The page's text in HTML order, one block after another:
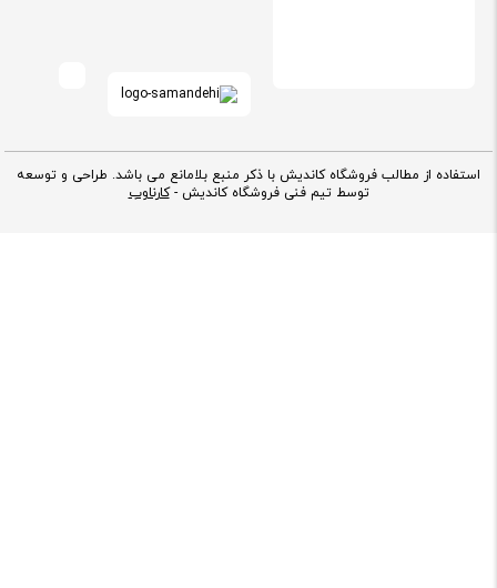
استفاده از مطالب فروشگاه کاندیش با ذکر منبع بلامانع می باشد. طراحی و توسعه
توسط تیم فنی فروشگاه کاندیش -کارناوب